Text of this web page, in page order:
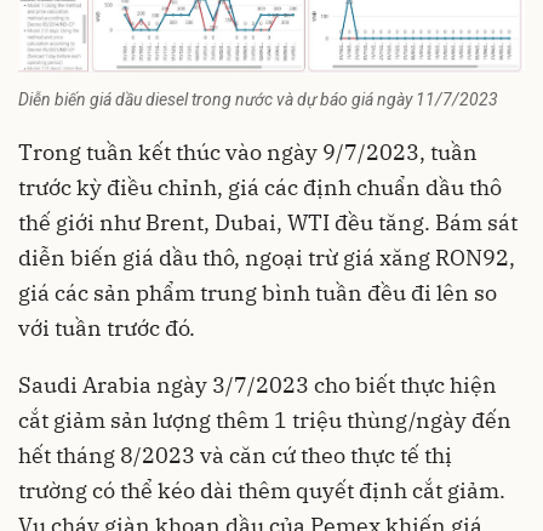
Diễn biến giá dầu diesel trong nước và dự báo giá ngày 11/7/2023
Trong tuần kết thúc vào ngày 9/7/2023, tuần
trước kỳ điều chỉnh, giá các định chuẩn dầu thô
thế giới như Brent, Dubai, WTI đều tăng. Bám sát
diễn biến giá dầu thô, ngoại trừ giá xăng RON92,
giá các sản phẩm trung bình tuần đều đi lên so
với tuần trước đó.
Saudi Arabia ngày 3/7/2023 cho biết thực hiện
cắt giảm sản lượng thêm 1 triệu thùng/ngày đến
hết tháng 8/2023 và căn cứ theo thực tế thị
trường có thể kéo dài thêm quyết định cắt giảm.